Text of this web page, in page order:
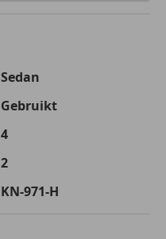
Sedan
Gebruikt
4
2
KN-971-H